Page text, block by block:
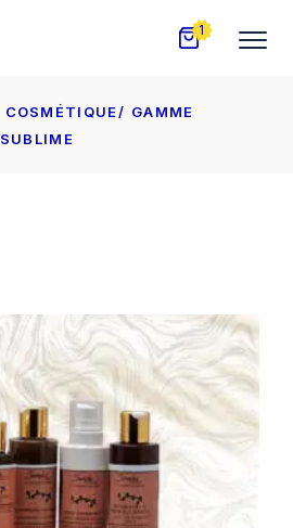
1
COSMÉTIQUE
GAMME